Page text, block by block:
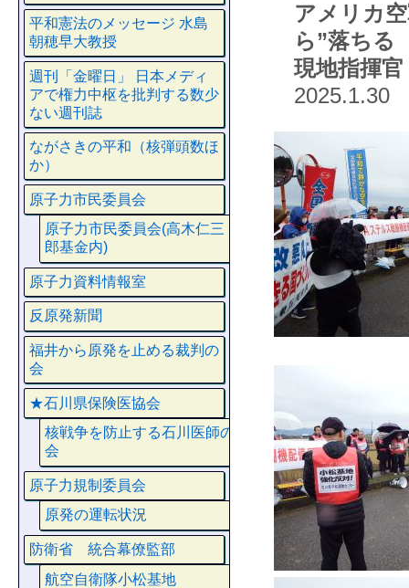
アメリカ
ら”落ちる
現地指揮
2025.1.30
平和憲法のメッセージ 水島
朝穂早大教授
週刊「金曜日」 日本メディ
アで権力中枢を批判する数少
ない週刊誌
ながさきの平和（核弾頭数ほ
か）
原子力市民委員会
原子力市民委員会(高木仁三
郎基金内)
原子力資料情報室
反原発新聞
福井から原発を止める裁判の
会
★石川県保険医協会
核戦争を防止する石川医師の
会
原子力規制委員会
原発の運転状況
防衛省 統合幕僚監部
航空自衛隊小松基地